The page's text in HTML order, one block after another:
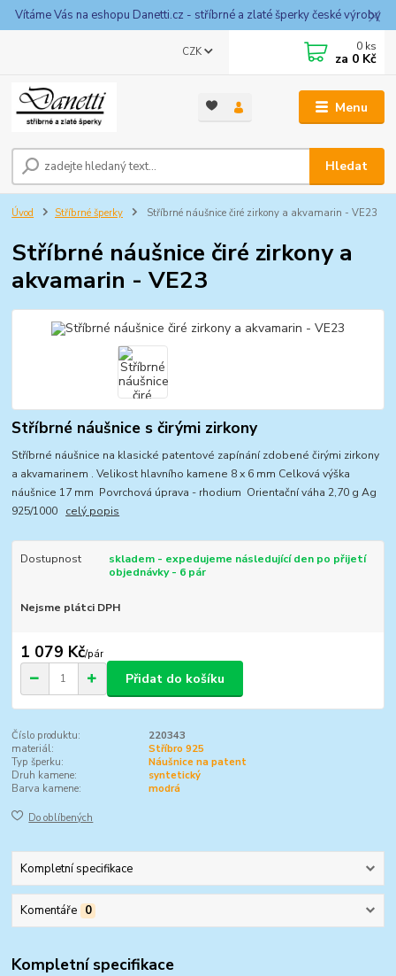
Vítáme Vás na eshopu Danetti.cz - stříbrné a zlaté šperky české výroby
Menu
CZK
Hledat
0 ks
za 0 Kč
Úvod Stříbrné šperky Stříbrné náušnice čiré zirkony a akvamarin - VE23
Stříbrné náušnice čiré zirkony a
akvamarin - VE23
Stříbrné náušnice s čirými zirkony
Stříbrné náušnice na klasické patentové zapínání zdobené čirými zirkony
a akvamarinem . Velikost hlavního kamene 8 x 6 mm Celková výška
náušnice 17 mm Povrchová úprava - rhodium Orientační váha 2,70 g Ag
925/1000 celý popis
Dostupnost
skladem - expedujeme následující den po přijetí
objednávky - 6 pár
Nejsme plátci DPH
1 079 Kč/pár
Přidat do košíku
Číslo produktu:
220343
materiál:
Stříbro 925
Typ šperku:
Náušnice na patent
Druh kamene:
syntetický
Barva kamene:
modrá
Do oblíbených
Kompletní specifikace
Komentáře 0
Kompletní specifikace